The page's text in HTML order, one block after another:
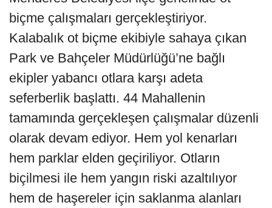
biçme çalışmaları gerçekleştiriyor.
Kalabalık ot biçme ekibiyle sahaya çıkan
Park ve Bahçeler Müdürlüğü’ne bağlı
ekipler yabancı otlara karşı adeta
seferberlik başlattı. 44 Mahallenin
tamamında gerçekleşen çalışmalar düzenli
olarak devam ediyor. Hem yol kenarları
hem parklar elden geçiriliyor. Otların
biçilmesi ile hem yangın riski azaltılıyor
hem de haşereler için saklanma alanları